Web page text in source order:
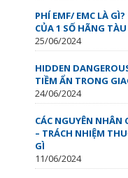
PHÍ EMF/ EMC LÀ
CỦA 1 SỐ HÃNG TÀU
25/06/2024
HIDDEN
TIỀM ẨN TRONG
24/06/2024
CÁC NGUYÊN NHÂN
– TRÁCH NHIỆM
GÌ
11/06/2024